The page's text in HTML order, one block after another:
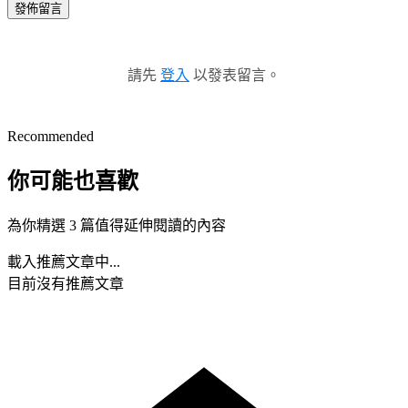
發佈留言
請先 登入 以發表留言。
Recommended
你可能也喜歡
為你精選 3 篇值得延伸閱讀的內容
載入推薦文章中...
目前沒有推薦文章